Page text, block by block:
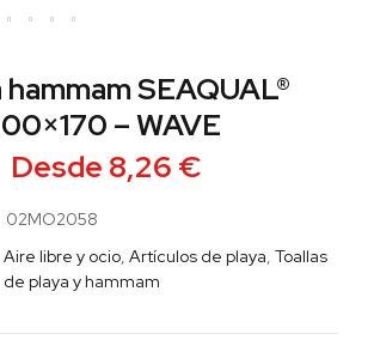
hammam SEAQUAL®
– WAVE
Desde 8,26 €
02MO2058
Aire libre y ocio, Artículos de playa, Toallas
de playa y hammam